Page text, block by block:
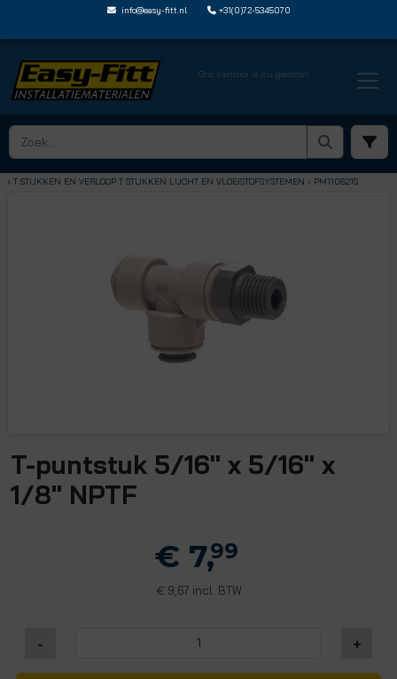
info@easy-fitt.nl +31(0)72-5345070
Ons kantoor is nu gesloten
HOME › SPEEDFIT LUCHT EN VLOEISTOFFEN
› T STUKKEN EN VERLOOP T STUKKEN LUCHT EN VLOEISTOFSYSTEMEN › PM110821S
T-puntstuk 5/16" x 5/16" x
1/8" NPTF
€ 7,99
€9,67 incl. BTW
- +